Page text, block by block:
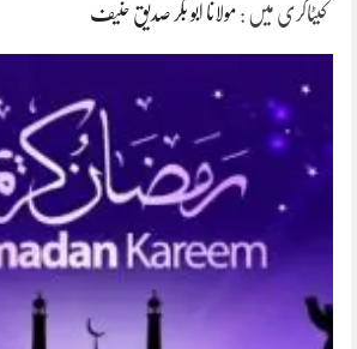
کیٹاگری میں : مولانا ابو بکر صدیق حنیف